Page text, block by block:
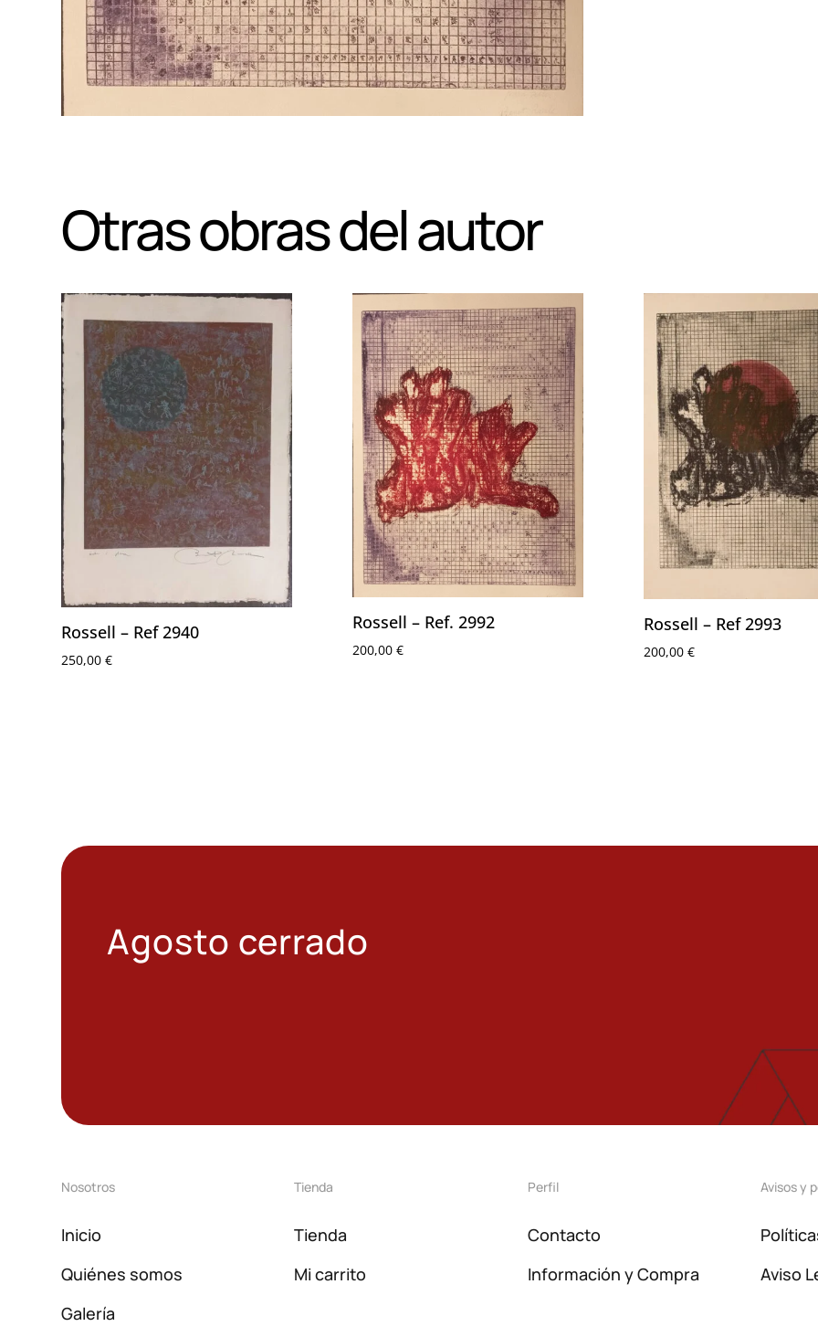
Otras obras del autor
Rossell – Ref 2940
250,00€
Rossell – Ref. 2992
200,00€
Rossell – Ref 2993
200,00€
Agosto cerrado
Nosotros
Inicio
Quiénes somos
Galería
Tienda
Tienda
Mi carrito
Perfil
Contacto
Información y Compra
Avisos y
Aviso